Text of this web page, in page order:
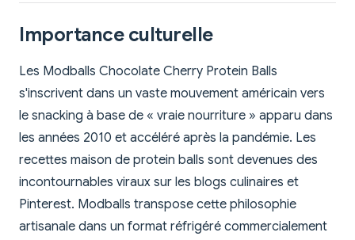
Importance culturelle
Les Modballs Chocolate Cherry Protein Balls
s'inscrivent dans un vaste mouvement américain vers
le snacking à base de « vraie nourriture » apparu dans
les années 2010 et accéléré après la pandémie. Les
recettes maison de protein balls sont devenues des
incontournables viraux sur les blogs culinaires et
Pinterest. Modballs transpose cette philosophie
artisanale dans un format réfrigéré commercialement